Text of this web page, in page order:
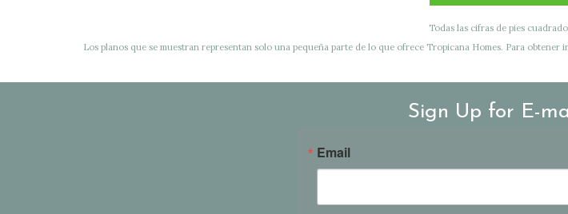
Todas las cifras de pies
Los planos que se muestran representan solo una pequeña parte de lo que ofrece Tropicana Homes. Para
Sign Up for E-
Email